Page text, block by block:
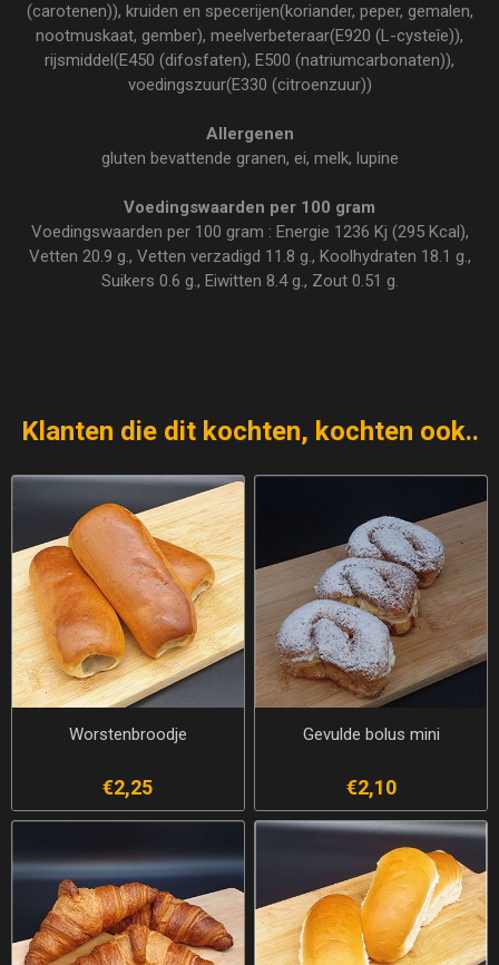
(carotenen)), kruiden en specerijen(koriander, peper, gemalen,
nootmuskaat, gember), meelverbeteraar(E920 (L-cysteîe)),
rijsmiddel(E450 (difosfaten), E500 (natriumcarbonaten)),
voedingszuur(E330 (citroenzuur))
Allergenen
gluten bevattende granen, ei, melk, lupine
Voedingswaarden per 100 gram
Voedingswaarden per 100 gram : Energie 1236 Kj (295 Kcal),
Vetten 20.9 g., Vetten verzadigd 11.8 g., Koolhydraten 18.1 g.,
Suikers 0.6 g., Eiwitten 8.4 g., Zout 0.51 g.
Klanten die dit kochten, kochten ook..
Worstenbroodje
€2,25
Gevulde bolus mini
€2,10